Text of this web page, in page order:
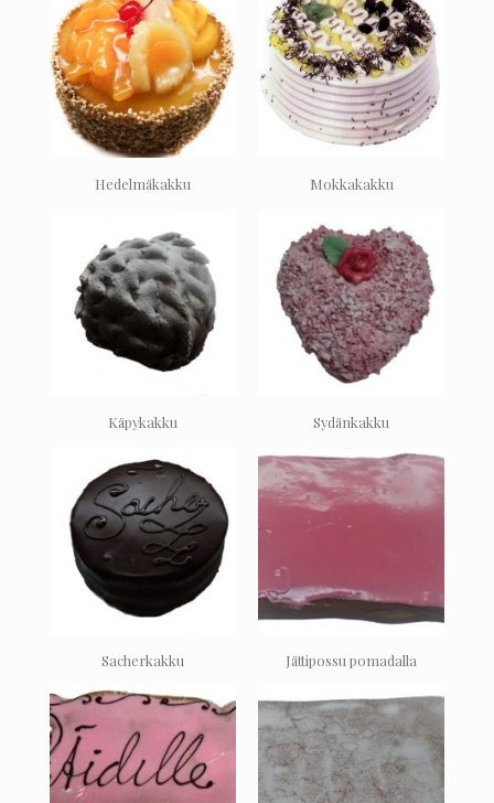
Hedelmäkakku Mokkakakku
Käpykakku Sydänkakku
Sacherkakku Jättipossu pomadalla